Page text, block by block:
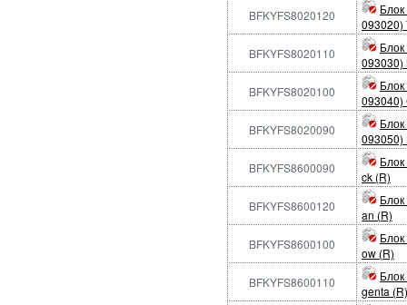
BFKYFS8020120
093020)
BFKYFS8020110
093030)
BFKYFS8020100
093040)
BFKYFS8020090
093050)
BFKYFS8600090
ck (R)
BFKYFS8600120
an (R)
BFKYFS8600100
ow (R)
BFKYFS8600110
genta (R)